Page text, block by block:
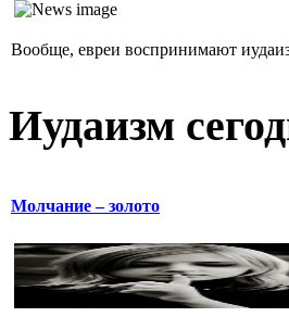
Вообще, евреи воспринимают
Иудаизм
Молчание – золото